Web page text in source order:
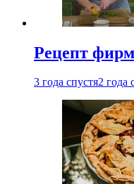
Рецепт
3 года спустя2 года